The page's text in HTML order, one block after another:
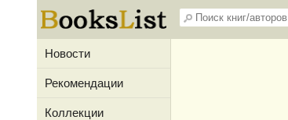
Новости
Рекомендации
Коллекции